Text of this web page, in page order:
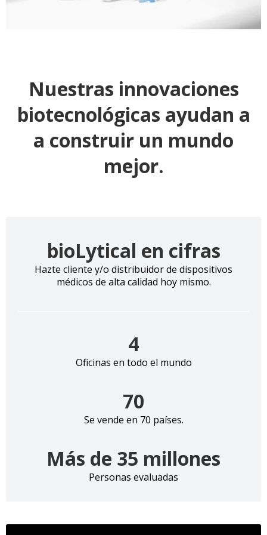
Nuestras innovaciones
biotecnológicas ayudan a
a construir un mundo
mejor.
bioLytical en cifras
Hazte cliente y/o distribuidor de dispositivos
médicos de alta calidad hoy mismo.
4
Oficinas en todo el mundo
70
Se vende en 70 países.
Más de 35 millones
Personas evaluadas